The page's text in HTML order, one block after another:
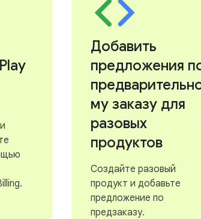
Добавить
предложения
му заказу для
разовых
продуктов
Создайте разовый
продукт и добавьте
предложение по
предзаказу.